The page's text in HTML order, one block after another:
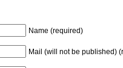
Name (required)
Mail (will not be published)